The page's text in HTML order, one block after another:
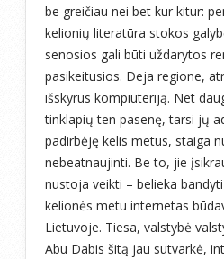
be greičiau nei bet kur kitur:
kelionių literatūra stokos
senosios gali būti uždarytos
pasikeitusios. Deja regione,
išskyrus kompiuteriją. Net
tinklapių ten pasenę, tarsi jų
padirbėję kelis metus, staiga
nebeatnaujinti. Be to, jie
nustoja veikti – belieka
kelionės metu internetas
Lietuvoje. Tiesa, valstybė
Abu Dabis šitą jau sutvarkė,